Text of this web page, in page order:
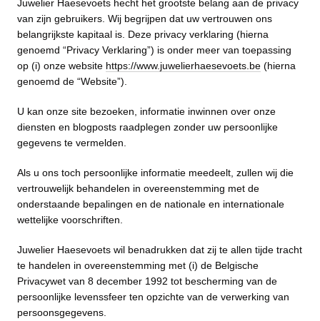
Juwelier Haesevoets hecht het grootste belang aan de privacy
van zijn gebruikers. Wij begrijpen dat uw vertrouwen ons
belangrijkste kapitaal is. Deze privacy verklaring (hierna
genoemd “Privacy Verklaring”) is onder meer van toepassing
op (i) onze website https://www.juwelierhaesevoets.be (hierna
genoemd de “Website”).
U kan onze site bezoeken, informatie inwinnen over onze
diensten en blogposts raadplegen zonder uw persoonlijke
gegevens te vermelden.
Als u ons toch persoonlijke informatie meedeelt, zullen wij die
vertrouwelijk behandelen in overeenstemming met de
onderstaande bepalingen en de nationale en internationale
wettelijke voorschriften.
Juwelier Haesevoets wil benadrukken dat zij te allen tijde tracht
te handelen in overeenstemming met (i) de Belgische
Privacywet van 8 december 1992 tot bescherming van de
persoonlijke levenssfeer ten opzichte van de verwerking van
persoonsgegevens.